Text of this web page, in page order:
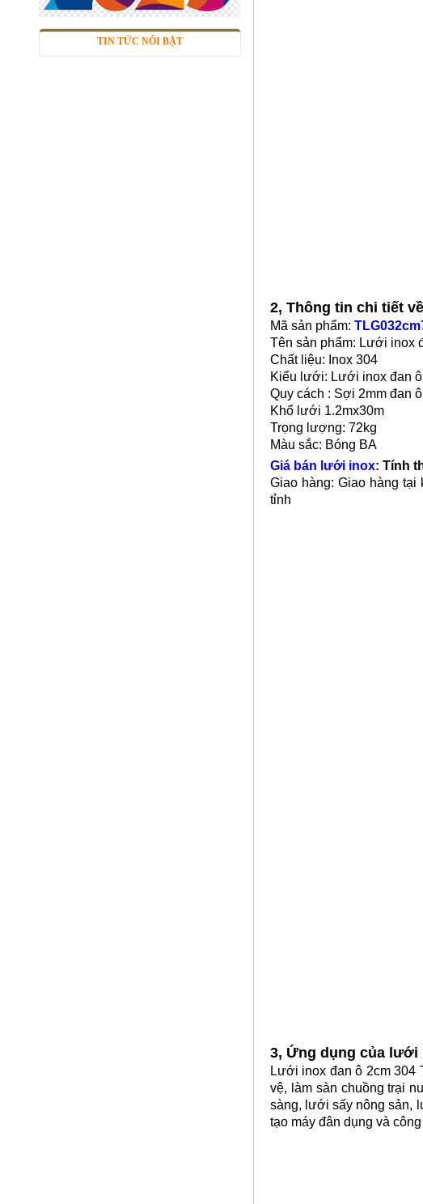
Mã SP: Ntpsp
Call
TIN TỨC NỔI BẬT
2, Thông tin chi tiết
Mã sản phẩm:
Tên sản phẩm: Lưới inox
Chất liệu: Inox 304
Kiểu lưới: Lưới inox đan
Quy cách : Sợi 2mm đan
Khổ lưới 1.2mx30m
Trọng lượng: 72kg
Màu sắc: Bóng BA
Giá bán lưới inox: Tính
Giao hàng: Giao hàng tại
tỉnh
3, Ứng dụng của lưới
Lưới inox đan ô 2cm 304
vệ, làm sàn chuồng trại
sàng, lưới sấy nông sản,
tạo máy đân dụng và